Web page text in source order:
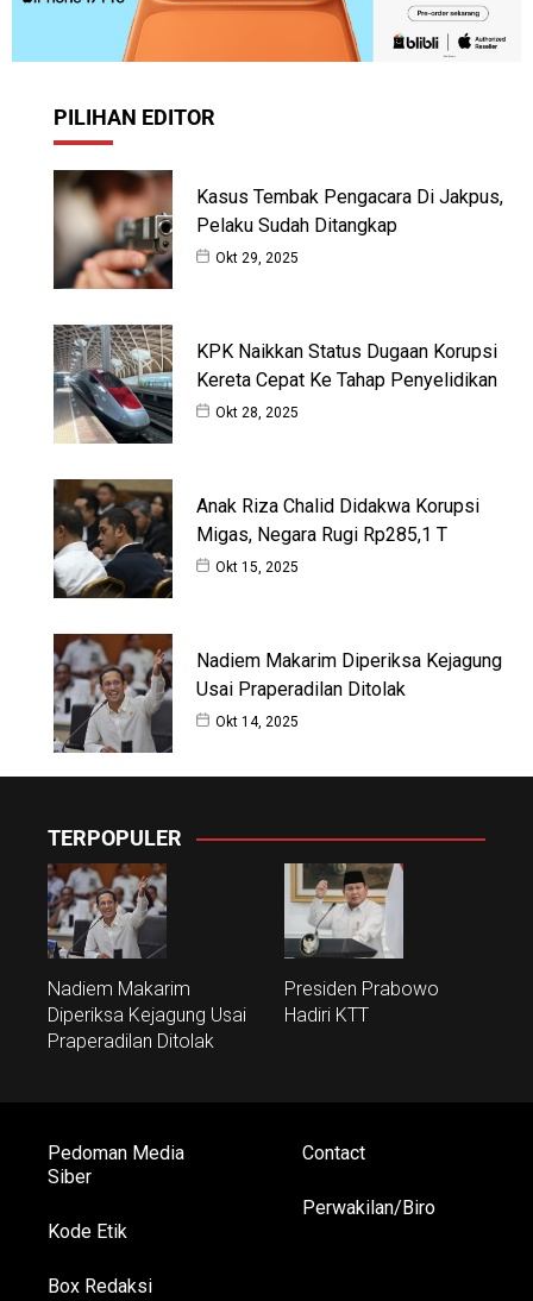
PILIHAN EDITOR
Kasus Tembak Pengacara Di Jakpus,
Pelaku Sudah Ditangkap
Okt 29, 2025
KPK Naikkan Status Dugaan Korupsi
Kereta Cepat Ke Tahap Penyelidikan
Okt 28, 2025
Anak Riza Chalid Didakwa Korupsi
Migas, Negara Rugi Rp285,1 T
Okt 15, 2025
Nadiem Makarim Diperiksa Kejagung
Usai Praperadilan Ditolak
Okt 14, 2025
TERPOPULER
Nadiem Makarim
Diperiksa Kejagung Usai
Praperadilan Ditolak
Presiden Prabowo
Hadiri KTT
Pedoman Media
Siber
Kode Etik
Box Redaksi
Contact
Perwakilan/Biro